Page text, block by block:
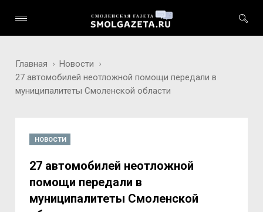
Главная
Новости
27 автомобилей неотложной помощи передали в
муниципалитеты Смоленской области
НОВОСТИ
27 автомобилей неотложной
помощи передали в
муниципалитеты Смоленской